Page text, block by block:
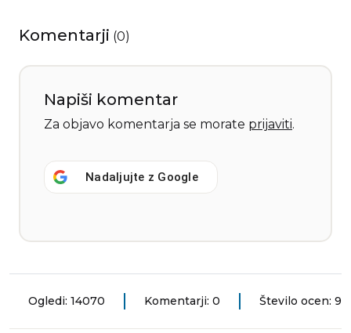
Komentarji (0)
Napiši komentar
Za objavo komentarja se morate prijaviti.
Nadaljujte z Google
Ogledi: 14070 Komentarji: 0 Število ocen: 9